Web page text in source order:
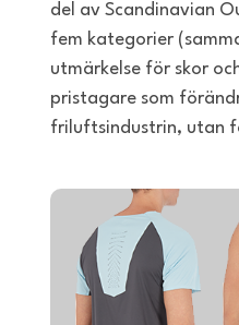
del av Scandinavian
fem kategorier
utmärkelse för skor
pristagare som
friluftsindustrin, utan